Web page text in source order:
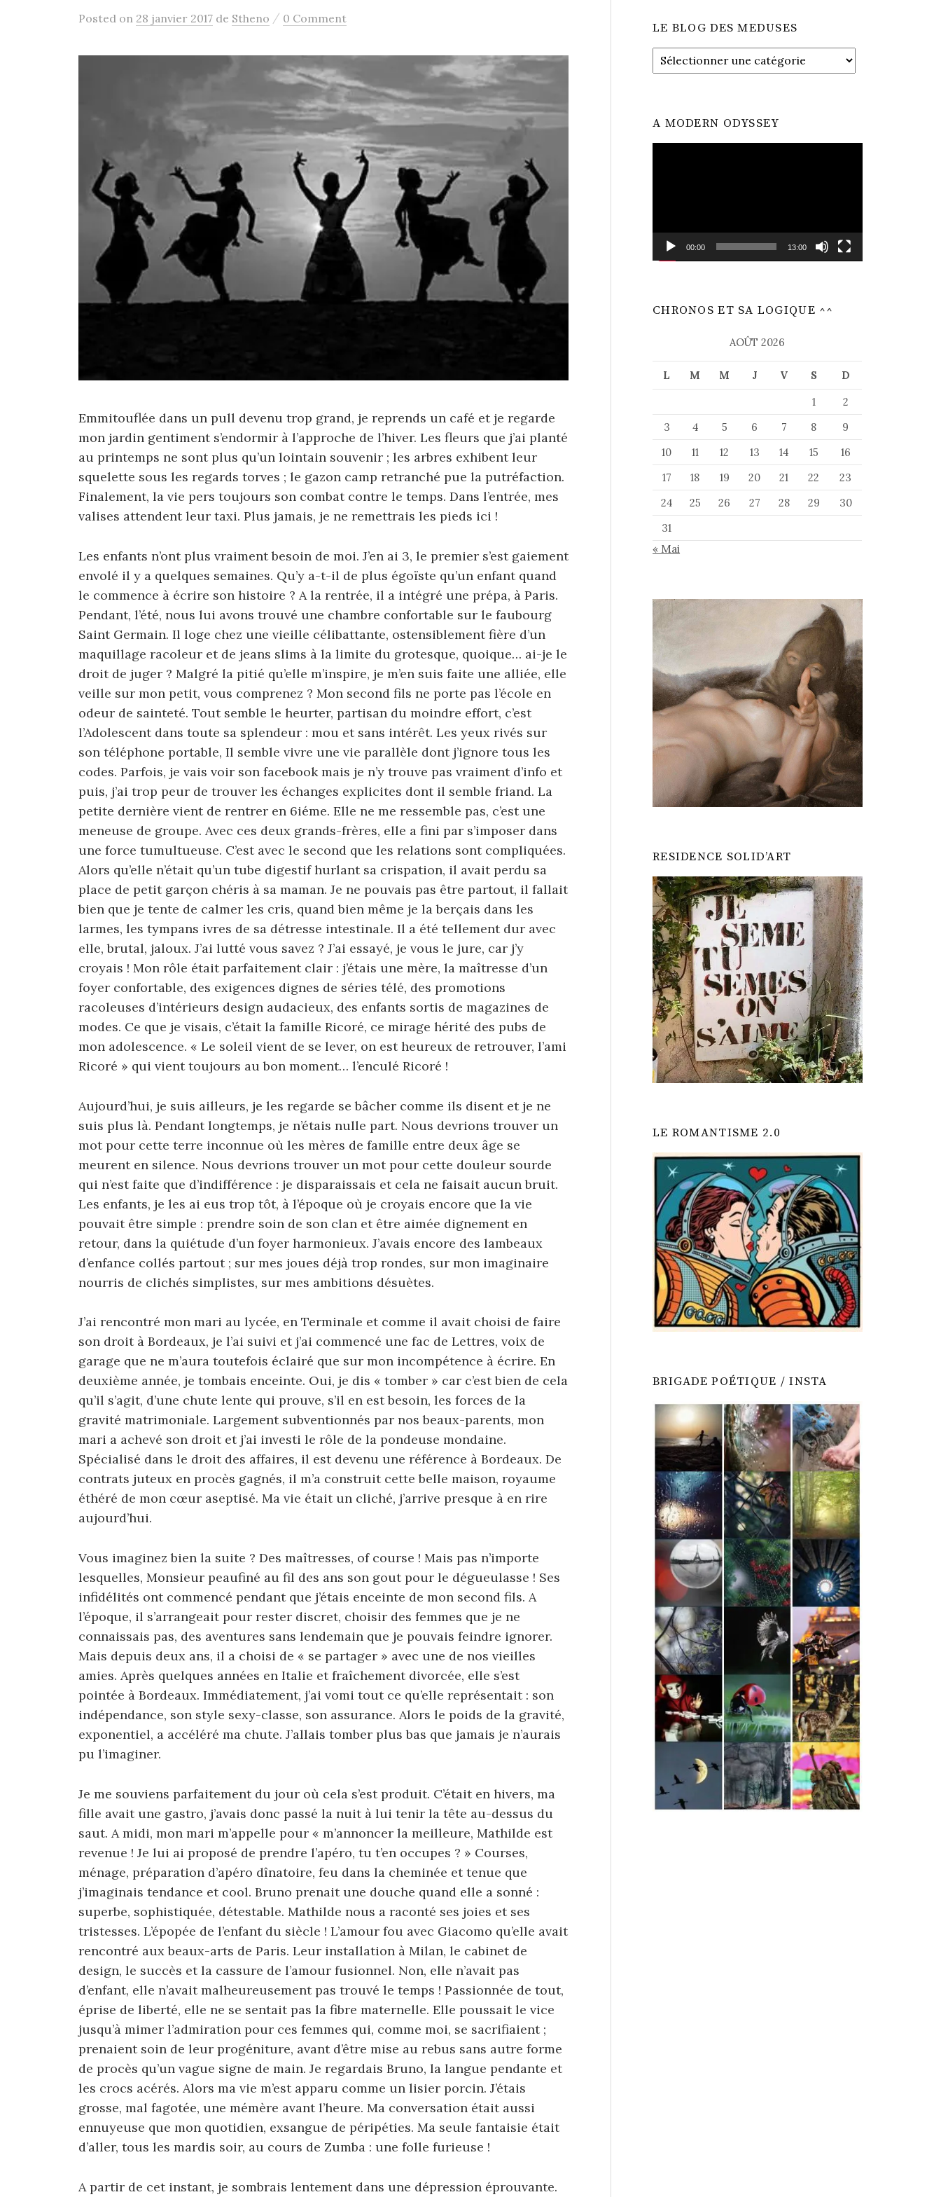
Posted on 28 janvier 2017 de Stheno / 0 Comment
Emmitouflée dans un pull devenu trop grand, je reprends un café et je regarde
mon jardin gentiment s’endormir à l’approche de l’hiver. Les fleurs que j’ai planté
au printemps ne sont plus qu’un lointain souvenir ; les arbres exhibent leur
squelette sous les regards torves ; le gazon camp retranché pue la putréfaction.
Finalement, la vie pers toujours son combat contre le temps. Dans l’entrée, mes
valises attendent leur taxi. Plus jamais, je ne remettrais les pieds ici !
Les enfants n’ont plus vraiment besoin de moi. J’en ai 3, le premier s’est gaiement
envolé il y a quelques semaines. Qu’y a-t-il de plus égoïste qu’un enfant quand
le commence à écrire son histoire ? A la rentrée, il a intégré une prépa, à Paris.
Pendant, l’été, nous lui avons trouvé une chambre confortable sur le faubourg
Saint Germain. Il loge chez une vieille célibattante, ostensiblement fière d’un
maquillage racoleur et de jeans slims à la limite du grotesque, quoique… ai-je le
droit de juger ? Malgré la pitié qu’elle m’inspire, je m’en suis faite une alliée, elle
veille sur mon petit, vous comprenez ? Mon second fils ne porte pas l’école en
odeur de sainteté. Tout semble le heurter, partisan du moindre effort, c’est
l’Adolescent dans toute sa splendeur : mou et sans intérêt. Les yeux rivés sur
son téléphone portable, Il semble vivre une vie parallèle dont j’ignore tous les
codes. Parfois, je vais voir son facebook mais je n’y trouve pas vraiment d’info et
puis, j’ai trop peur de trouver les échanges explicites dont il semble friand. La
petite dernière vient de rentrer en 6iéme. Elle ne me ressemble pas, c’est une
meneuse de groupe. Avec ces deux grands-frères, elle a fini par s’imposer dans
une force tumultueuse. C’est avec le second que les relations sont compliquées.
Alors qu’elle n’était qu’un tube digestif hurlant sa crispation, il avait perdu sa
place de petit garçon chéris à sa maman. Je ne pouvais pas être partout, il fallait
bien que je tente de calmer les cris, quand bien même je la berçais dans les
larmes, les tympans ivres de sa détresse intestinale. Il a été tellement dur avec
elle, brutal, jaloux. J’ai lutté vous savez ? J’ai essayé, je vous le jure, car j’y
croyais ! Mon rôle était parfaitement clair : j’étais une mère, la maîtresse d’un
foyer confortable, des exigences dignes de séries télé, des promotions
racoleuses d’intérieurs design audacieux, des enfants sortis de magazines de
modes. Ce que je visais, c’était la famille Ricoré, ce mirage hérité des pubs de
mon adolescence. « Le soleil vient de se lever, on est heureux de retrouver, l’ami
Ricoré » qui vient toujours au bon moment… l’enculé Ricoré !
Aujourd’hui, je suis ailleurs, je les regarde se bâcher comme ils disent et je ne
suis plus là. Pendant longtemps, je n’étais nulle part. Nous devrions trouver un
mot pour cette terre inconnue où les mères de famille entre deux âge se
meurent en silence. Nous devrions trouver un mot pour cette douleur sourde
qui n’est faite que d’indifférence : je disparaissais et cela ne faisait aucun bruit.
Les enfants, je les ai eus trop tôt, à l’époque où je croyais encore que la vie
pouvait être simple : prendre soin de son clan et être aimée dignement en
retour, dans la quiétude d’un foyer harmonieux. J’avais encore des lambeaux
d’enfance collés partout ; sur mes joues déjà trop rondes, sur mon imaginaire
nourris de clichés simplistes, sur mes ambitions désuètes.
J’ai rencontré mon mari au lycée, en Terminale et comme il avait choisi de faire
son droit à Bordeaux, je l’ai suivi et j’ai commencé une fac de Lettres, voix de
garage que ne m’aura toutefois éclairé que sur mon incompétence à écrire. En
deuxième année, je tombais enceinte. Oui, je dis « tomber » car c’est bien de cela
qu’il s’agit, d’une chute lente qui prouve, s’il en est besoin, les forces de la
gravité matrimoniale. Largement subventionnés par nos beaux-parents, mon
mari a achevé son droit et j’ai investi le rôle de la pondeuse mondaine.
Spécialisé dans le droit des affaires, il est devenu une référence à Bordeaux. De
contrats juteux en procès gagnés, il m’a construit cette belle maison, royaume
éthéré de mon cœur aseptisé. Ma vie était un cliché, j’arrive presque à en rire
aujourd’hui.
Vous imaginez bien la suite ? Des maîtresses, of course ! Mais pas n’importe
lesquelles, Monsieur peaufiné au fil des ans son gout pour le dégueulasse ! Ses
infidélités ont commencé pendant que j’étais enceinte de mon second fils. A
l’époque, il s’arrangeait pour rester discret, choisir des femmes que je ne
connaissais pas, des aventures sans lendemain que je pouvais feindre ignorer.
Mais depuis deux ans, il a choisi de « se partager » avec une de nos vieilles
amies. Après quelques années en Italie et fraîchement divorcée, elle s’est
pointée à Bordeaux. Immédiatement, j’ai vomi tout ce qu’elle représentait : son
indépendance, son style sexy-classe, son assurance. Alors le poids de la gravité,
exponentiel, a accéléré ma chute. J’allais tomber plus bas que jamais je n’aurais
pu l’imaginer.
Je me souviens parfaitement du jour où cela s’est produit. C’était en hivers, ma
fille avait une gastro, j’avais donc passé la nuit à lui tenir la tête au-dessus du
saut. A midi, mon mari m’appelle pour « m’annoncer la meilleure, Mathilde est
revenue ! Je lui ai proposé de prendre l’apéro, tu t’en occupes ? » Courses,
ménage, préparation d’apéro dînatoire, feu dans la cheminée et tenue que
j’imaginais tendance et cool. Bruno prenait une douche quand elle a sonné :
superbe, sophistiquée, détestable. Mathilde nous a raconté ses joies et ses
tristesses. L’épopée de l’enfant du siècle ! L’amour fou avec Giacomo qu’elle avait
rencontré aux beaux-arts de Paris. Leur installation à Milan, le cabinet de
design, le succès et la cassure de l’amour fusionnel. Non, elle n’avait pas
d’enfant, elle n’avait malheureusement pas trouvé le temps ! Passionnée de tout,
éprise de liberté, elle ne se sentait pas la fibre maternelle. Elle poussait le vice
jusqu’à mimer l’admiration pour ces femmes qui, comme moi, se sacrifiaient ;
prenaient soin de leur progéniture, avant d’être mise au rebus sans autre forme
de procès qu’un vague signe de main. Je regardais Bruno, la langue pendante et
les crocs acérés. Alors ma vie m’est apparu comme un lisier porcin. J’étais
grosse, mal fagotée, une mémère avant l’heure. Ma conversation était aussi
ennuyeuse que mon quotidien, exsangue de péripéties. Ma seule fantaisie était
d’aller, tous les mardis soir, au cours de Zumba : une folle furieuse !
A partir de cet instant, je sombrais lentement dans une dépression éprouvante.
LE BLOG DES MEDUSES
LE
BLOG
A MODERN ODYSSEY
00:00 13:00
CHRONOS ET SA LOGIQUE ^^
AOÛT 2026
L M M J V S
D
1
2
3
4 5 6 7 8
9
10
11 12 13 14 15
16
17
18 19 20 21 22
23
24
25 26 27 28 29
30
31
« Mai
RESIDENCE SOLID’ART
LE ROMANTISME 2.0
BRIGADE POÉTIQUE / INSTA